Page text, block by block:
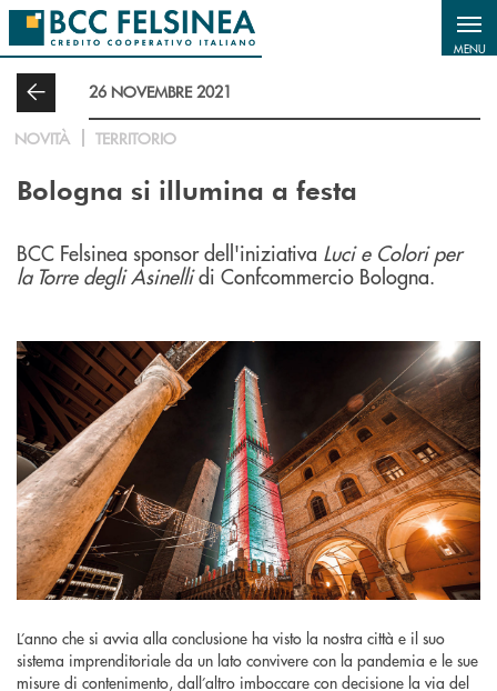
Salta al contenuto principale
MENU
26 NOVEMBRE 2021
NOVITÀ TERRITORIO
Bologna si illumina a festa
BCC Felsinea sponsor dell'iniziativa Luci e Colori per
la Torre degli Asinellidi Confcommercio Bologna.
L’anno che si avvia alla conclusione ha visto la nostra città e il suo
sistema imprenditoriale da un lato convivere con la pandemia e le sue
misure di contenimento, dall’altro imboccare con decisione la via del